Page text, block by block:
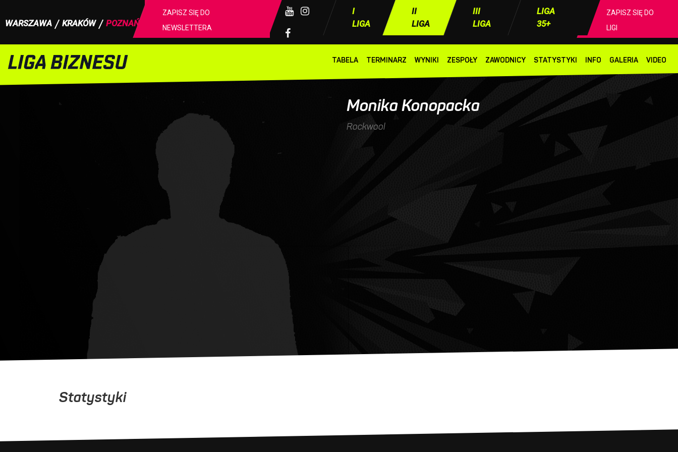
WARSZAWA KRAKÓW POZNAŃ
ZAPISZ SIĘ DO
NEWSLETTERA
I
LIGA
II
LIGA
III
LIGA
LIGA
35+
ZAPISZ SIĘ DO
LIGI
TABELA TERMINARZ WYNIKI ZESPOŁY ZAWODNICY STATYSTYKI INFO GALERIA VIDEO
Monika Konopacka
Rockwool
Statystyki